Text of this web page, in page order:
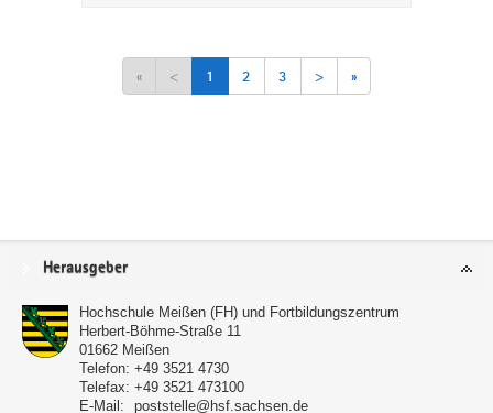
« < 1 2 3 > »
Service
Herausgeber
Hochschule Meißen (FH) und Fortbildungszentrum
Herbert-Böhme-Straße 11
01662 Meißen
Telefon: +49 3521 4730
Telefax: +49 3521 473100
E-Mail:
poststelle@hsf.sachsen.de